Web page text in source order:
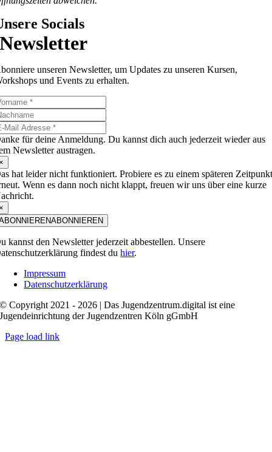
Socials
Newsletter
unseren Newsletter, um Updates zu unseren Kursen,
und Events zu erhalten.
für deine Anmeldung. Du kannst dich auch jederzeit wieder aus
Newsletter austragen.
hat leider nicht funktioniert. Probiere es zu einem späteren
Wenn es dann noch nicht klappt, freuen wir uns über eine kurze
ABONNIEREN
kannst den Newsletter jederzeit abbestellen. Unsere
findest duhier.
Impressum
Datenschutzerklärung
© Copyright 2021 - 2026 | Das Jugendzentrum.digital ist eine
Jugendeinrichtung der Jugendzentren Köln gGmbH
Page load link